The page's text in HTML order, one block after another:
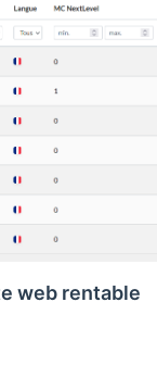
web rentable